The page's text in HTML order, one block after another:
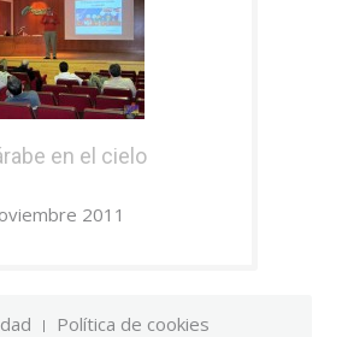
en el cielo
2011
Política de cookies